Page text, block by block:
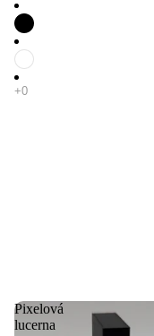
Pixelová
lucerna